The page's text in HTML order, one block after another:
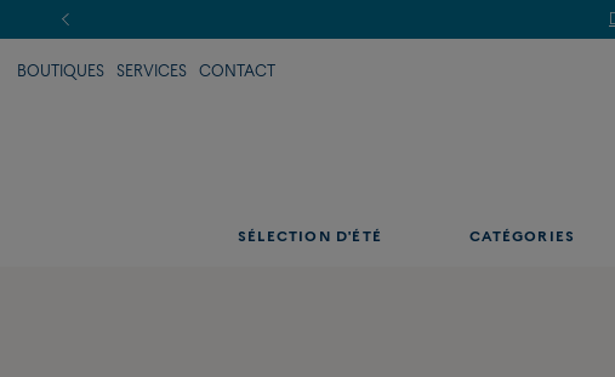
BOUTIQUES SERVICES CONTACT
SÉLECTION D'ÉTÉ CATÉGORIES